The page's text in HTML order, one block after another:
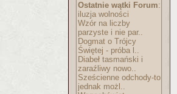
Ostatnie wątki Forum:
iluzja wolności
Wzór na liczby
parzyste i nie par..
Dogmat o Trójcy
Świętej - próba l..
Diabeł tasmański i
zaraźliwy nowo..
Sześcienne odchody-to
jednak możl..